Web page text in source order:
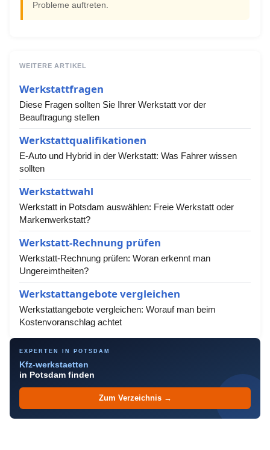
Probleme auftreten.
WEITERE ARTIKEL
Werkstattfragen
Diese Fragen sollten Sie Ihrer Werkstatt vor der
Beauftragung stellen
Werkstattqualifikationen
E-Auto und Hybrid in der Werkstatt: Was Fahrer wissen
sollten
Werkstattwahl
Werkstatt in Potsdam auswählen: Freie Werkstatt oder
Markenwerkstatt?
Werkstatt-Rechnung prüfen
Werkstatt-Rechnung prüfen: Woran erkennt man
Ungereimtheiten?
Werkstattangebote vergleichen
Werkstattangebote vergleichen: Worauf man beim
Kostenvoranschlag achtet
EXPERTEN IN POTSDAM
Kfz-werkstaetten
in Potsdam finden
Zum Verzeichnis →